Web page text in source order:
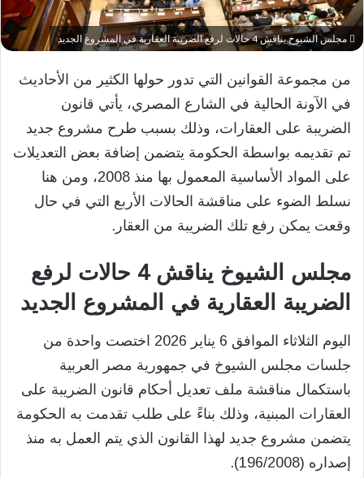
مجلس الشيوخ يناقش 4 حالات لرفع الضريبة العقارية في المشروع الجديد
من مجموعة القوانين التي تدور حولها الكثير من الأحاديث
في الآونة الحالية في الشارع المصري، يأتي قانون
الضريبة على العقارات، وذلك بسبب طرح مشروع جديد
تم تقديمه بواسطة الحكومة يتضمن إضافة بعض التعديلات
على المواد الأساسية المعمول بها منذ 2008، ومن هنا
نسلط الضوء على مناقشة الحالات الأربع التي في حال
وقعت يمكن رفع تلك الضريبة من العقار.
مجلس الشيوخ يناقش 4 حالات لرفع
الضريبة العقارية في المشروع الجديد
اليوم الثلاثاء الموافق 6 يناير 2026 اختصت واحدة من
جلسات مجلس الشيوخ في جمهورية مصر العربية
باستكمال مناقشة ملف تعديل أحكام قانون الضريبة على
العقارات المبنية، وذلك بناءً على طلب تقدمت به الحكومة
يتضمن مشروع جديد لهذا القانون الذي يتم العمل به منذ
إصداره (196/2008).